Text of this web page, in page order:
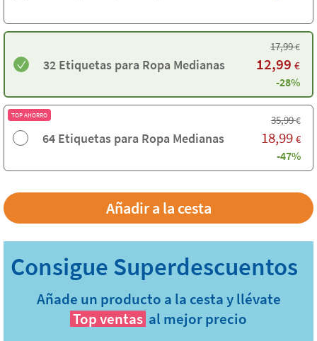
32 Etiquetas para Ropa Medianas
17,99€
12,99 €
-28%
TOP AHORRO
64 Etiquetas para Ropa Medianas
35,99€
18,99 €
-47%
Añade un producto a la cesta y llévate
Top ventas al mejor precio